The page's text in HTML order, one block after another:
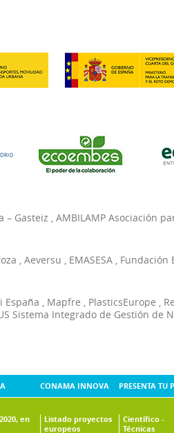
– Gasteiz AMBILAMP Asociación
Aeversu EMASESA Fundación
España Mapfre PlasticsEurope
Sistema Integrado de Gestión de
en
CONAMA INNOVA
Listado proyectos
europeos
PRESENTA TU
Científico -
Técnicas